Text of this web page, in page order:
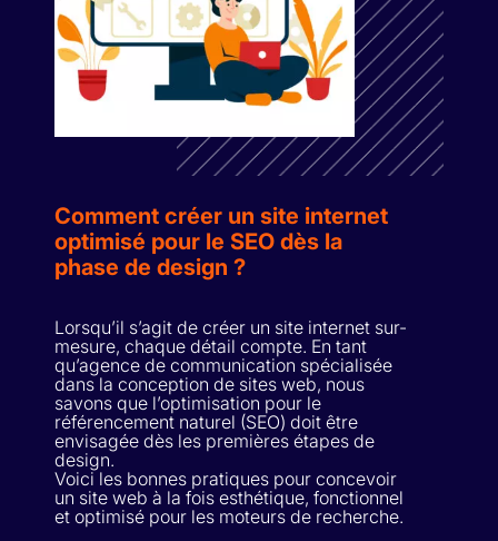
Comment créer un site internet
optimisé pour le SEO dès la
phase de design ?
Lorsqu’il s’agit de créer un site internet sur-
mesure, chaque détail compte. En tant
qu’agence de communication spécialisée
dans la conception de sites web, nous
savons que l’optimisation pour le
référencement naturel (SEO) doit être
envisagée dès les premières étapes de
design.
Voici les bonnes pratiques pour concevoir
un site web à la fois esthétique, fonctionnel
et optimisé pour les moteurs de recherche.